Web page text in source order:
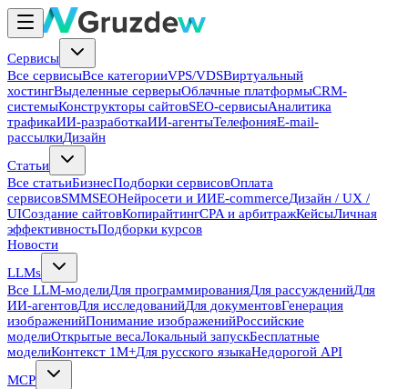
Сервисы
Все сервисыВсе категорииVPS/VDSВиртуальный
хостингВыделенные серверыОблачные платформыCRM-
системыКонструкторы сайтовSEO-сервисыАналитика
трафикаИИ-разработкаИИ-агентыТелефонияE-mail-
рассылкиДизайн
Статьи
Все статьиБизнесПодборки сервисовОплата
сервисовSMMSEOНейросети и ИИE-commerceДизайн / UX /
UIСоздание сайтовКопирайтингCPA и арбитражКейсыЛичная
эффективностьПодборки курсов
Новости
LLMs
Все LLM-моделиДля программированияДля рассужденийДля
ИИ-агентовДля исследованийДля документовГенерация
изображенийПонимание изображенийРоссийские
моделиОткрытые весаЛокальный запускБесплатные
моделиКонтекст 1M+Для русского языкаНедорогой API
MCP